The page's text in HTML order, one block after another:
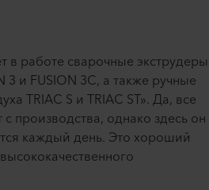
в работе сварочные экструдеры
3 и FUSION 3C, а также ручные
TRIAC S и TRIAC ST». Да, все
с производства, однако здесь он
каждый день. Это хороший